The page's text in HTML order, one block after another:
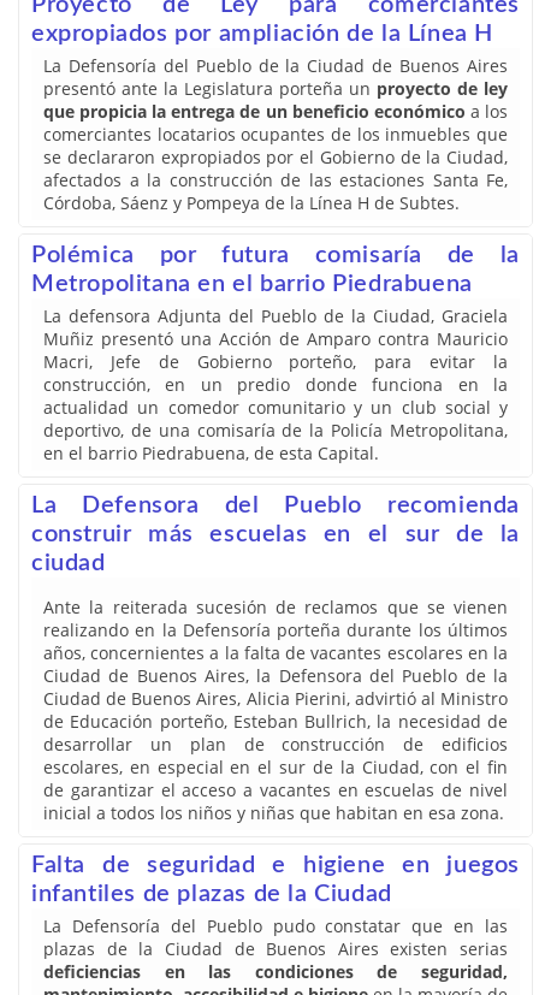
Proyecto de Ley para comerciantes
expropiados por ampliación de la Línea H
La Defensoría del Pueblo de la Ciudad de Buenos Aires
presentó ante la Legislatura porteña un proyecto de ley
que propicia la entrega de un beneficio económico a los
comerciantes locatarios ocupantes de los inmuebles que
se declararon expropiados por el Gobierno de la Ciudad,
afectados a la construcción de las estaciones Santa Fe,
Córdoba, Sáenz y Pompeya de la Línea H de Subtes.
Polémica por futura comisaría de la
Metropolitana en el barrio Piedrabuena
La defensora Adjunta del Pueblo de la Ciudad, Graciela
Muñiz presentó una Acción de Amparo contra Mauricio
Macri, Jefe de Gobierno porteño, para evitar la
construcción, en un predio donde funciona en la
actualidad un comedor comunitario y un club social y
deportivo, de una comisaría de la Policía Metropolitana,
en el barrio Piedrabuena, de esta Capital.
La Defensora del Pueblo recomienda
construir más escuelas en el sur de la
ciudad
Ante la reiterada sucesión de reclamos que se vienen
realizando en la Defensoría porteña durante los últimos
años, concernientes a la falta de vacantes escolares en la
Ciudad de Buenos Aires, la Defensora del Pueblo de la
Ciudad de Buenos Aires, Alicia Pierini, advirtió al Ministro
de Educación porteño, Esteban Bullrich, la necesidad de
desarrollar un plan de construcción de edificios
escolares, en especial en el sur de la Ciudad, con el fin
de garantizar el acceso a vacantes en escuelas de nivel
inicial a todos los niños y niñas que habitan en esa zona.
Falta de seguridad e higiene en juegos
infantiles de plazas de la Ciudad
La Defensoría del Pueblo pudo constatar que en las
plazas de la Ciudad de Buenos Aires existen serias
deficiencias en las condiciones de seguridad,